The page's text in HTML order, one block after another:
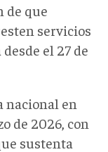
de que
servicios
el 27 de
nacional en
de 2026, con
sustenta